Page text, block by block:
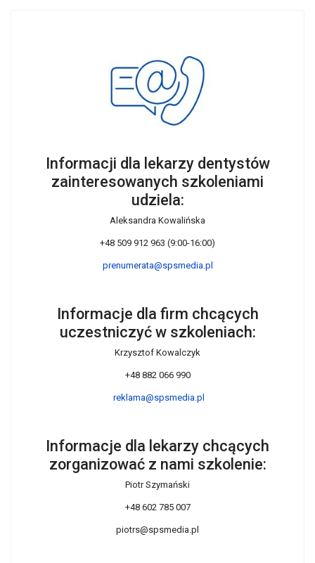
Informacji dla lekarzy dentystów
zainteresowanych szkoleniami
udziela:
Aleksandra Kowalińska
+48 509 912 963 (9:00-16:00)
prenumerata@spsmedia.pl
Informacje dla firm chcących
uczestniczyć w szkoleniach:
Krzysztof Kowalczyk
+48 882 066 990
reklama@spsmedia.pl
Informacje dla lekarzy chcących
zorganizować z nami szkolenie:
Piotr Szymański
+48 602 785 007
piotrs@spsmedia.pl